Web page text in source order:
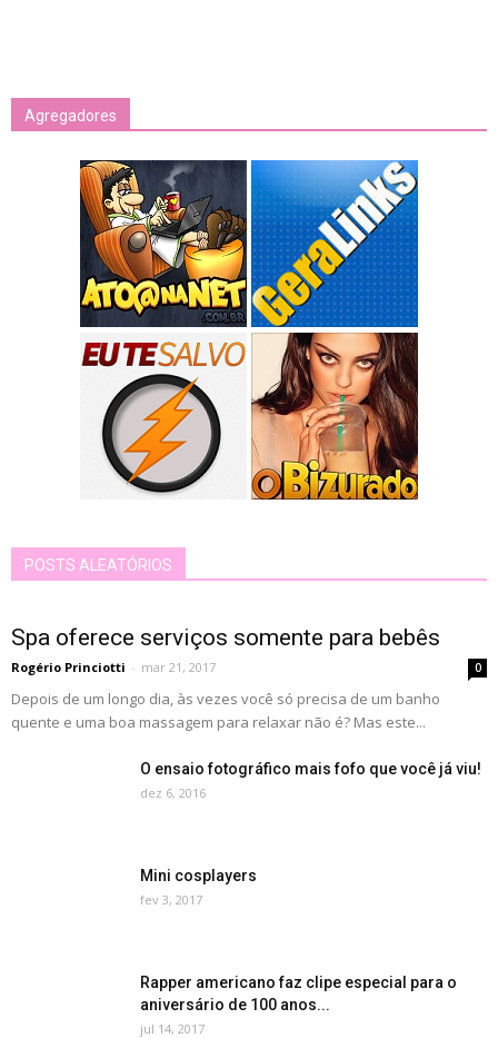
Agregadores
POSTS ALEATÓRIOS
Spa oferece serviços somente para bebês
Rogério Princiotti - mar 21, 2017 0
Depois de um longo dia, às vezes você só precisa de um banho
quente e uma boa massagem para relaxar não é? Mas este...
O ensaio fotográfico mais fofo que você já viu!
dez 6, 2016
Mini cosplayers
fev 3, 2017
Rapper americano faz clipe especial para o
aniversário de 100 anos...
jul 14, 2017